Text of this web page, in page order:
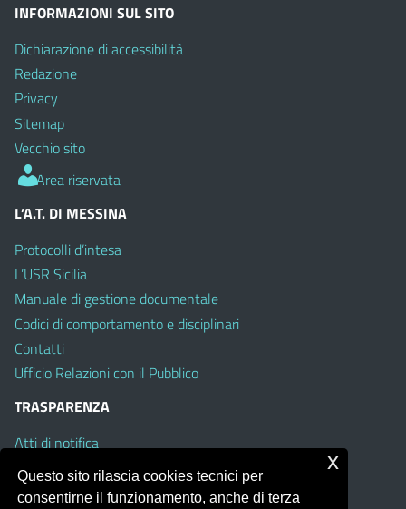
INFORMAZIONI SUL SITO
Dichiarazione di accessibilità
Redazione
Privacy
Sitemap
Vecchio sito
Area riservata
L’A.T. DI MESSINA
Protocolli d’intesa
L’USR Sicilia
Manuale di gestione documentale
Codici di comportamento e disciplinari
Contatti
Ufficio Relazioni con il Pubblico
TRASPARENZA
Atti di notifica
Albo on line
Amministrazione Trasparente
Questo sito rilascia cookies tecnici per
consentirne il funzionamento, anche di terza
x